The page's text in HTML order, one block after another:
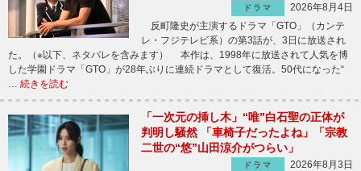
ドラマ
2026年8月4日
反町隆史が主演するドラマ「GTO」（カンテ
レ・フジテレビ系）の第3話が、3日に放送され
た。（※以下、ネタバレを含みます） 本作は、1998年に放送されて人気を博
した学園ドラマ「GTO」が28年ぶりに連続ドラマとして復活。50代になった“
続きを読む
「一次元の挿し木」“唯”白石聖の正体が
判明し騒然 「車椅子だったよね」「宗教
二世の“悠”山田涼介がつらい」
ドラマ
2026年8月3日